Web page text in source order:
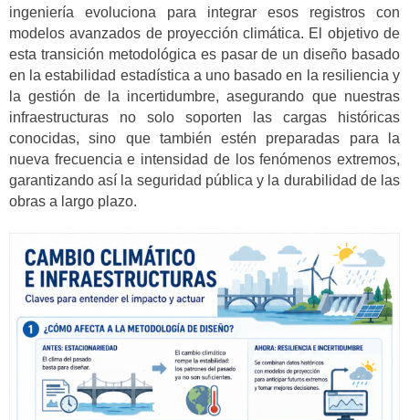
ingeniería evoluciona para integrar esos registros con
modelos avanzados de proyección climática. El objetivo de
esta transición metodológica es pasar de un diseño basado
en la estabilidad estadística a uno basado en la resiliencia y
la gestión de la incertidumbre, asegurando que nuestras
infraestructuras no solo soporten las cargas históricas
conocidas, sino que también estén preparadas para la
nueva frecuencia e intensidad de los fenómenos extremos,
garantizando así la seguridad pública y la durabilidad de las
obras a largo plazo.